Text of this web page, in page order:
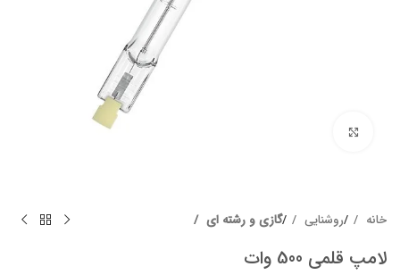
خانه روشنایی گازی و رشته ای
لامپ قلمی 500 وات